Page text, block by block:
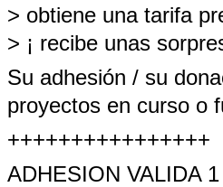
> obtiene una tarifa
> ¡ recibe unas
Su adhesión / su
proyectos en curso o
++++++++++++++++
ADHESION VALIDA